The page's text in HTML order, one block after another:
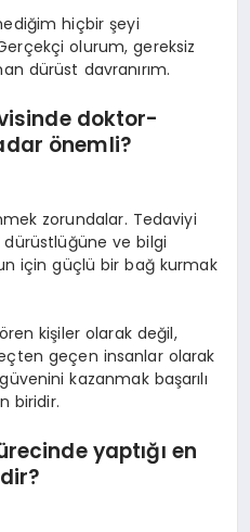
hiçbir şeyi
olurum, gereksiz
dürüst davranırım.
doktor-
önemli?
zorundalar. Tedaviyi
ve bilgi
için güçlü bir bağ kurmak
kişiler olarak değil,
geçen insanlar olarak
kazanmak başarılı
biridir.
yaptığı en